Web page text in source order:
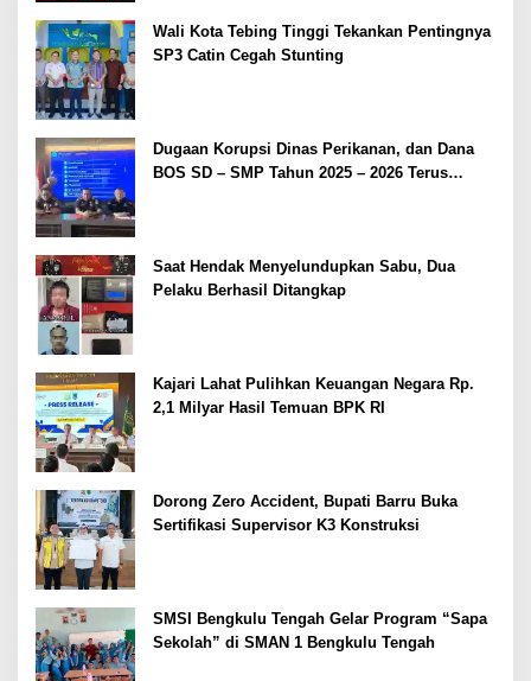
Wali Kota Tebing Tinggi Tekankan Pentingnya
SP3 Catin Cegah Stunting
Dugaan Korupsi Dinas Perikanan, dan Dana
BOS SD – SMP Tahun 2025 – 2026 Terus
Saat Hendak Menyelundupkan Sabu, Dua
Pelaku Berhasil Ditangkap
Kajari Lahat Pulihkan Keuangan Negara Rp.
2,1 Milyar Hasil Temuan BPK RI
Dorong Zero Accident, Bupati Barru Buka
Sertifikasi Supervisor K3 Konstruksi
SMSI Bengkulu Tengah Gelar Program “Sapa
Sekolah” di SMAN 1 Bengkulu Tengah